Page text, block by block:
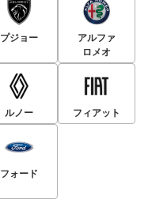
プジョー
アルファ
ロメオ
ルノー フィアット
フォード